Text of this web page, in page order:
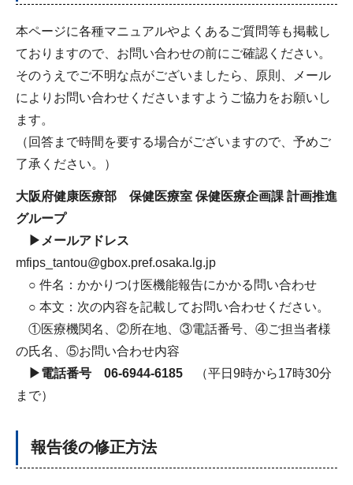
本ページに各種マニュアルやよくあるご質問等も掲載し
ておりますので、お問い合わせの前にご確認ください。
そのうえでご不明な点がございましたら、原則、メール
によりお問い合わせくださいますようご協力をお願いし
ます。
（回答まで時間を要する場合がございますので、予めご
了承ください。）
大阪府健康医療部 保健医療室 保健医療企画課 計画推進
グループ
▶メールアドレス
mfips_tantou@gbox.pref.osaka.lg.jp
○ 件名：かかりつけ医機能報告にかかる問い合わせ
○ 本文：次の内容を記載してお問い合わせください。
①医療機関名、②所在地、③電話番号、④ご担当者様
の氏名、⑤お問い合わせ内容
▶電話番号 06-6944-6185 （平日9時から17時30分
まで）
報告後の修正方法